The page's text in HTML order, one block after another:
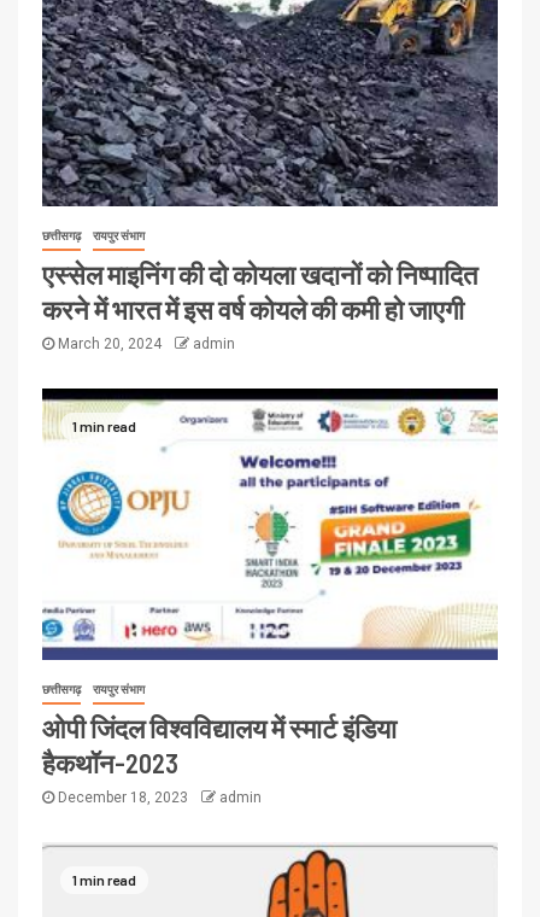
छत्तीसगढ़ रायपुर संभाग
एस्सेल माइनिंग की दो कोयला खदानों को निष्पादित
करने में भारत में इस वर्ष कोयले की कमी हो जाएगी
March 20, 2024 admin
1 min read
छत्तीसगढ़ रायपुर संभाग
ओपी जिंदल विश्वविद्यालय में स्मार्ट इंडिया
हैकथॉन-2023
December 18, 2023 admin
1 min read